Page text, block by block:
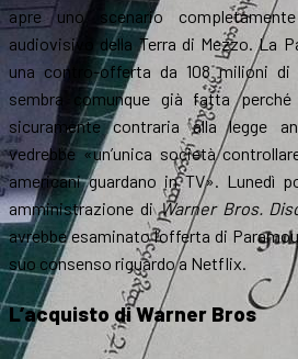
apre uno scenario
audiovisivo della Terra di Mezzo. La
una contro-offerta da 108 milioni di
sembra comunque già fatta
sicuramente contraria alla legge
vedrebbe «un’unica società
americani guardano in TV». Lunedì
amministrazione diWarner Bros.
avrebbe esaminato l’offerta di
suo consenso riguardo a Netflix.
L’acquisto di Warner Bros